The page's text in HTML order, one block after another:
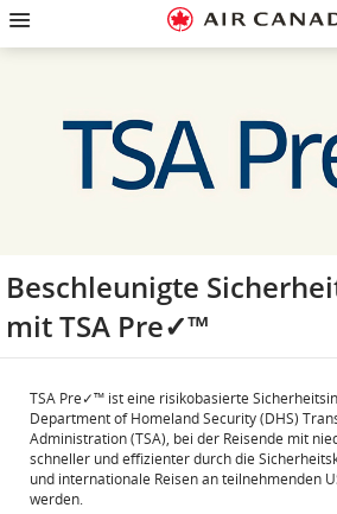
Zur
springen
Zur
springen
Zu
springen
Zum
springen
Zu
in
Zur
springen
Zu
springen
Beschleunigte
mit TSA Pre✓™
TSA Pre✓™ ist eine risikobasierte
Department of Homeland Security (DHS)
Administration (TSA), bei der Reisende mit
schneller und effizienter durch die
und internationale Reisen an teilnehmenden
werden.